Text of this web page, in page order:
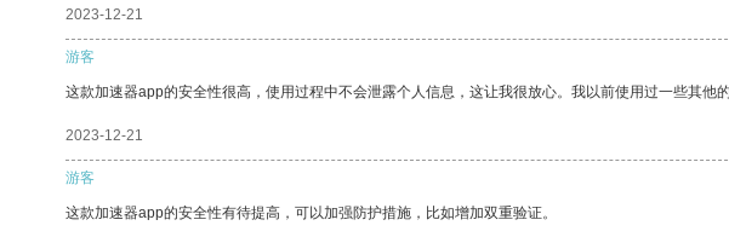
2023-12-21
游客
这款加速器app的安全性很高，使用过程中不会泄露个人信息，这让我很放心。我以前使用过一些其他
2023-12-21
游客
这款加速器app的安全性有待提高，可以加强防护措施，比如增加双重验证。